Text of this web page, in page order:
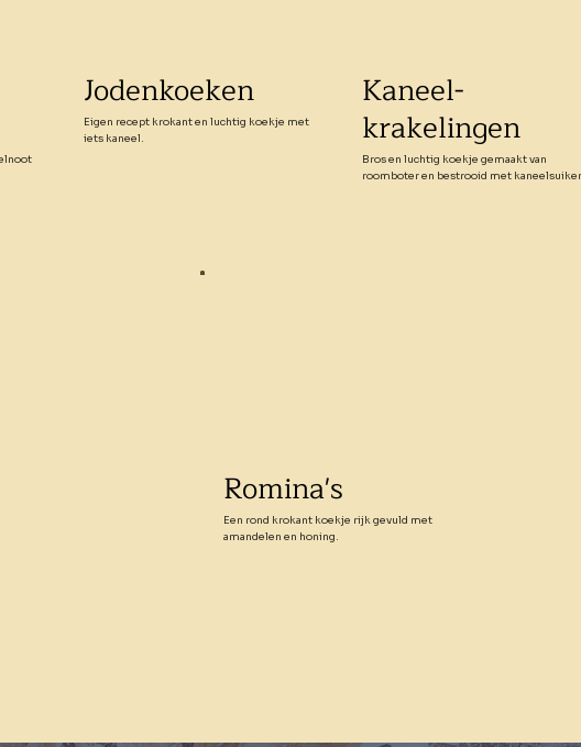
Jodenkoeken
Eigen recept krokant en luchtig koekje met
iets kaneel.
Kaneel-
krakelingen
Bros en luchtig koekje gemaakt van
roomboter en bestrooid met
Romina's
Een rond krokant koekje rijk gevuld met
amandelen en honing.